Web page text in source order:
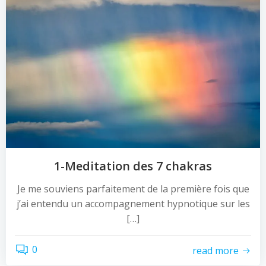
1-Meditation des 7 chakras
Je me souviens parfaitement de la première fois que
j’ai entendu un accompagnement hypnotique sur les
[…]
0 read more